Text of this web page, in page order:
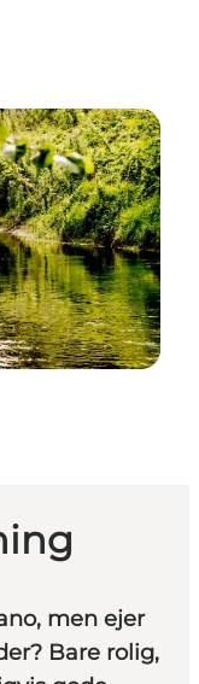
men ejer
Bare rolig,